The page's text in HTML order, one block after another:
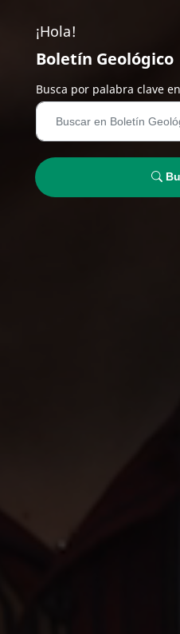
¡Hola!
Boletín Geológico
Busca por palabra clave